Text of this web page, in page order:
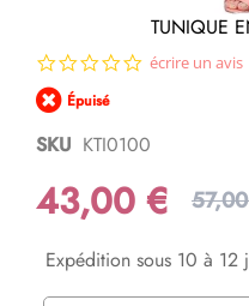
début
de
la
d’images
TUNIQUE
0.0
écrire un avis
Épuisé
SKU KTI0100
43,00 €
Expédition sous 10 à 12